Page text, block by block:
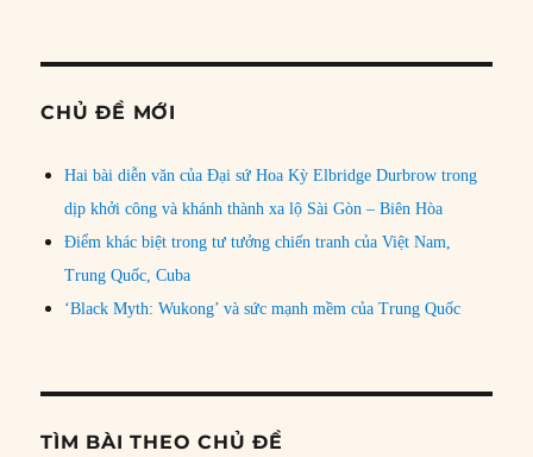
CHỦ ĐỀ MỚI
Hai bài diễn văn của Đại sứ Hoa Kỳ Elbridge Durbrow trong
dịp khởi công và khánh thành xa lộ Sài Gòn – Biên Hòa
Điểm khác biệt trong tư tưởng chiến tranh của Việt Nam,
Trung Quốc, Cuba
‘Black Myth: Wukong’ và sức mạnh mềm của Trung Quốc
TÌM BÀI THEO CHỦ ĐỀ